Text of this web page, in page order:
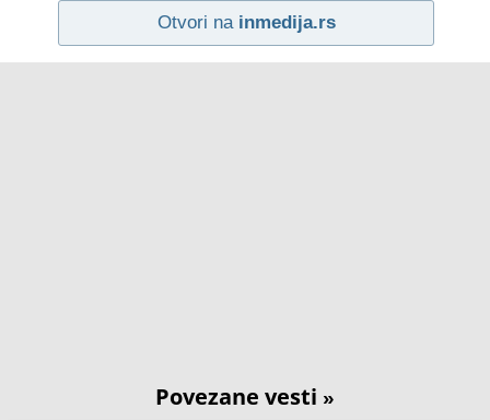
Otvori na inmedija.rs
Povezane vesti »